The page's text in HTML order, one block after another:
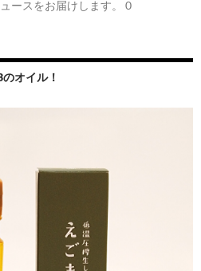
ースをお届けします。 0
オイル！